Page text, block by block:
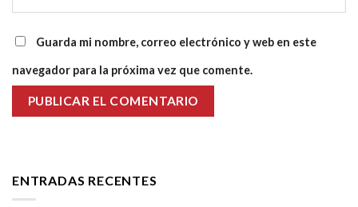
ENTRADAS RECENTES
Guarda mi nombre, correo electrónico y web en este
navegador para la próxima vez que comente.